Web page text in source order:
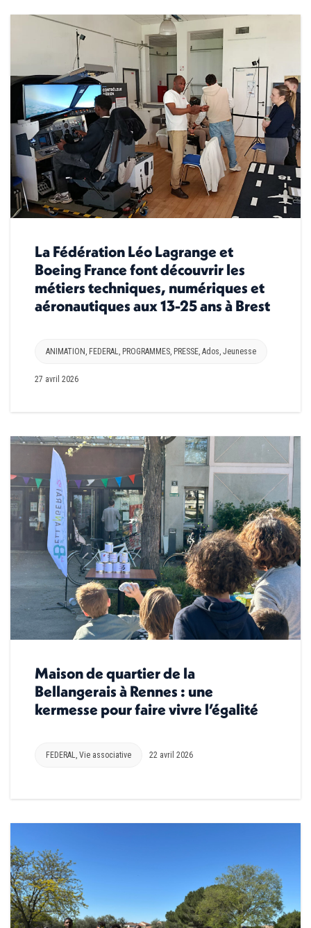
La Fédération Léo Lagrange et
Boeing France font découvrir les
métiers techniques, numériques et
aéronautiques aux 13-25 ans à Brest
ANIMATION , FEDERAL, PROGRAMMES, PRESSE, Ados, Jeunesse
27 avril 2026
Maison de quartier de la
Bellangerais à Rennes : une
kermesse pour faire vivre l’égalité
FEDERAL, Vie associative 22 avril 2026